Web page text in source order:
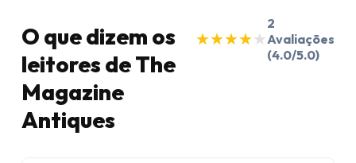
O que dizem os
leitores de The
Magazine
Antiques
★
★★
★★
★★
★★
★
2
Avaliações
(4.0/5.0)